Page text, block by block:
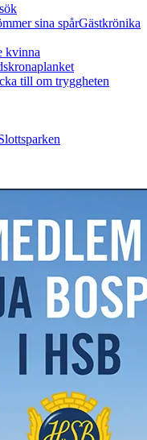
sina spårGästkrönika
kvinna
planket
till om tryggheten